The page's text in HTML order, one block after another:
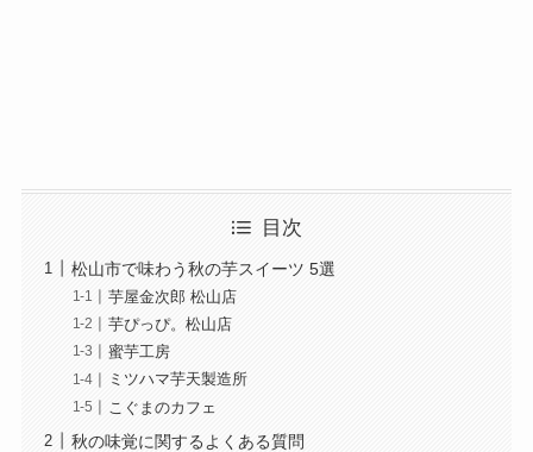
目次
松山市で味わう秋の芋スイーツ 5選
芋屋金次郎 松山店
芋ぴっぴ。松山店
蜜芋工房
ミツハマ芋天製造所
こぐまのカフェ
秋の味覚に関するよくある質問